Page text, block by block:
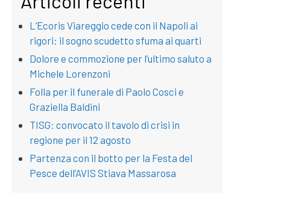
L’Ecoris Viareggio cede con il Napoli ai
rigori: il sogno scudetto sfuma ai quarti
Dolore e commozione per l’ultimo saluto a
Michele Lorenzoni
Folla per il funerale di Paolo Cosci e
Graziella Baldini
TISG: convocato il tavolo di crisi in
regione per il 12 agosto
Partenza con il botto per la Festa del
Pesce dell’AVIS Stiava Massarosa